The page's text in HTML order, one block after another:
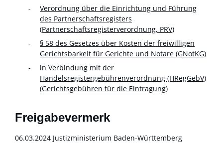
Verordnung über die Einrichtung und Führung
des Partnerschaftsregisters
(Partnerschaftsregisterverordnung, PRV)
§ 58 des Gesetzes über Kosten der freiwilligen
Gerichtsbarkeit für Gerichte und Notare (GNotKG)
in Verbindung mit der
Handelsregistergebührenverordnung (HRegGebV)
(Gerichtsgebühren für die Eintragung)
Freigabevermerk
06.03.2024 Justizministerium Baden-Württemberg